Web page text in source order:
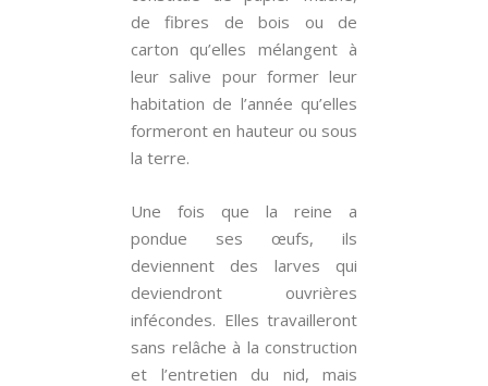
de fibres de bois ou de
carton qu’elles mélangent à
leur salive pour former leur
habitation de l’année qu’elles
formeront en hauteur ou sous
la terre.
Une fois que la reine a
pondue ses œufs, ils
deviennent des larves qui
deviendront ouvrières
infécondes. Elles travailleront
sans relâche à la construction
et l’entretien du nid, mais